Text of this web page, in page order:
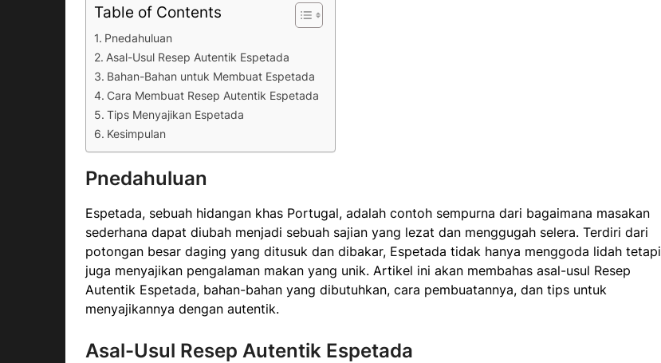
Table of Contents
Pnedahuluan
Asal-Usul Resep Autentik Espetada
Bahan-Bahan untuk Membuat Espetada
Cara Membuat Resep Autentik Espetada
Tips Menyajikan Espetada
Kesimpulan
Pnedahuluan
Espetada, sebuah hidangan khas Portugal, adalah contoh sempurna dari bagaimana masakan
sederhana dapat diubah menjadi sebuah sajian yang lezat dan menggugah selera. Terdiri dari
potongan besar daging yang ditusuk dan dibakar, Espetada tidak hanya menggoda lidah tetapi
juga menyajikan pengalaman makan yang unik. Artikel ini akan membahas asal-usul Resep
Autentik Espetada, bahan-bahan yang dibutuhkan, cara pembuatannya, dan tips untuk
menyajikannya dengan autentik.
Asal-Usul Resep Autentik Espetada